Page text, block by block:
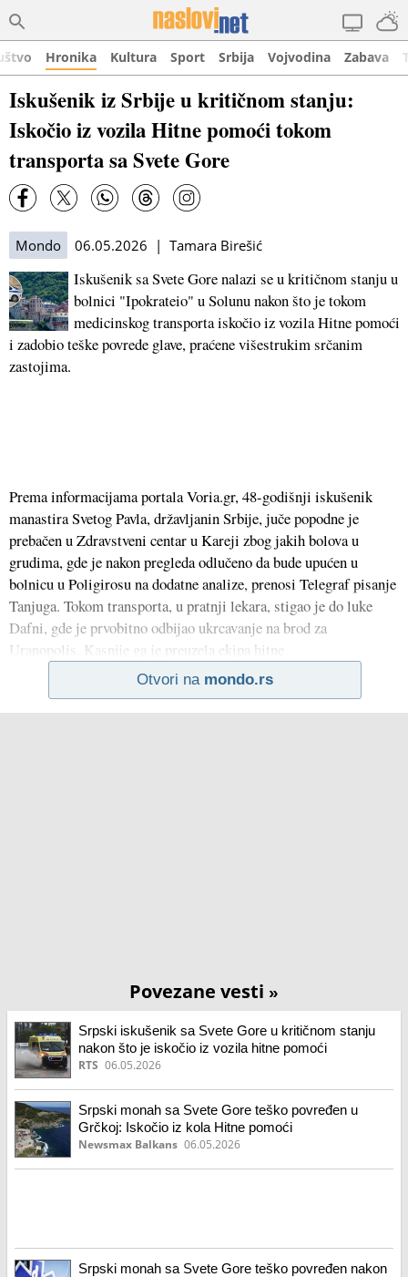
Hronika Kultura Sport Srbija Vojvodina Zabava
Iskušenik iz Srbije u kritičnom stanju:
Iskočio iz vozila Hitne pomoći tokom
transporta sa Svete Gore
Mondo 06.05.2026 | Tamara Birešić
Iskušenik sa Svete Gore nalazi se u kritičnom stanju u
bolnici "Ipokrateio" u Solunu nakon što je tokom
medicinskog transporta iskočio iz vozila Hitne pomoći
i zadobio teške povrede glave, praćene višestrukim srčanim
zastojima.
Prema informacijama portala Voria.gr, 48-godišnji iskušenik
manastira Svetog Pavla, državljanin Srbije, juče popodne je
prebačen u Zdravstveni centar u Kareji zbog jakih bolova u
grudima, gde je nakon pregleda odlučeno da bude upućen u
bolnicu u Poligirosu na dodatne analize, prenosi Telegraf pisanje
Tanjuga. Tokom transporta, u pratnji lekara, stigao je do luke
Dafni, gde je prvobitno odbijao ukrcavanje na brod za
Uranopolis. Kasnije ga je preuzela ekipa hitne
Otvori na mondo.rs
Povezane vesti »
Srpski iskušenik sa Svete Gore u kritičnom stanju
nakon što je iskočio iz vozila hitne pomoći
RTS 06.05.2026
Srpski monah sa Svete Gore teško povređen u
Grčkoj: Iskočio iz kola Hitne pomoći
Newsmax Balkans 06.05.2026
Srpski monah sa Svete Gore teško povređen nakon